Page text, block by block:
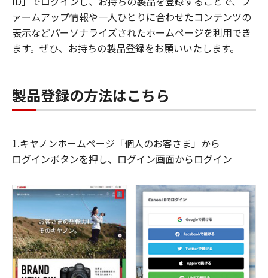
ァームアップ情報や一人ひとりに合わせたコンテンツの
表示などパーソナライズされたホームページを利用でき
ます。ぜひ、お持ちの製品登録をお願いいたします。
製品登録の方法はこちら
1.キヤノンホームページ「個人のお客さま」から
ログインボタンを押し、ログイン画面からログイン